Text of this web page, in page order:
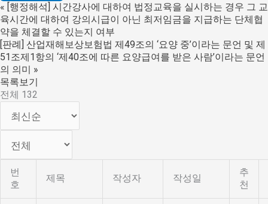
« [행정해석] 시간강사에 대하여 법정교육을 실시하는 경우 그 교
육시간에 대하여 강의시급이 아닌 최저임금을 지급하는 단체협
약을 체결할 수 있는지 여부
[판례] 산업재해보상보험법 제49조의 ‘요양 중’이라는 문언 및 제
51조제1항의 ‘제40조에 따른 요양급여를 받은 사람’이라는 문언
의 의미 »
목록보기
전체 132
번
호
제목 작성자 작성일
추
천